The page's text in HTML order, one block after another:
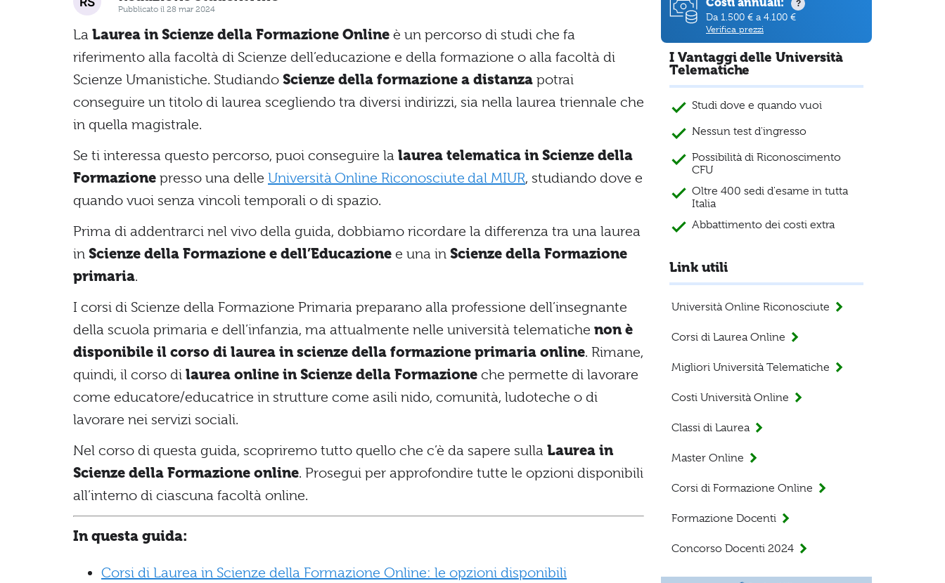
Pubblicato il 28 mar 2024
La Laurea in Scienze della Formazione Online è un percorso di studi che fa
riferimento alla facoltà di Scienze dell’educazione e della formazione o alla facoltà di
Scienze Umanistiche. Studiando Scienze della formazione a distanza potrai
conseguire un titolo di laurea scegliendo tra diversi indirizzi, sia nella laurea triennale che
in quella magistrale.
Se ti interessa questo percorso, puoi conseguire la laurea telematica in Scienze della
Formazione presso una delle Università Online Riconosciute dal MIUR, studiando dove e
quando vuoi senza vincoli temporali o di spazio.
Prima di addentrarci nel vivo della guida, dobbiamo ricordare la differenza tra una laurea
in Scienze della Formazione e dell’Educazione e una in Scienze della Formazione
primaria.
I corsi di Scienze della Formazione Primaria preparano alla professione dell’insegnante
della scuola primaria e dell’infanzia, ma attualmente nelle università telematiche non è
disponibile il corso di laurea in scienze della formazione primaria online. Rimane,
quindi, il corso di laurea online in Scienze della Formazione che permette di lavorare
come educatore/educatrice in strutture come asili nido, comunità, ludoteche o di
lavorare nei servizi sociali.
Nel corso di questa guida, scopriremo tutto quello che c’è da sapere sulla Laurea in
Scienze della Formazione online. Prosegui per approfondire tutte le opzioni disponibili
all’interno di ciascuna facoltà online.
In questa guida:
Corsi di Laurea in Scienze della Formazione Online: le opzioni disponibili
?
Da 1.500 € a 4.100 €
Verifica prezzi
I Vantaggi delle Università
Telematiche
Studi dove e quando vuoi
Nessun test d'ingresso
Possibilità di Riconoscimento
CFU
Oltre 400 sedi d'esame in tutta
Italia
Abbattimento dei costi extra
Link utili
Università Online Riconosciute
Corsi di Laurea Online
Migliori Università Telematiche
Costi Università Online
Classi di Laurea
Master Online
Corsi di Formazione Online
Formazione Docenti
Concorso Docenti 2024